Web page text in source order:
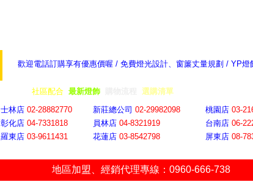
歡迎電話訂購享有優惠價喔 / 免費燈光設計、窗簾丈量規劃 / YP
社區配合 最新燈飾 選購清單
士林店 02-28882770 新莊總公司 02-29982098 桃園店 03-
彰化店 04-7331818 員林店 04-8321919 台南店 06-
羅東店 03-9611431 花蓮店 03-8542798 屏東店 08-
地區加盟 經銷代理專線：0960-666-738